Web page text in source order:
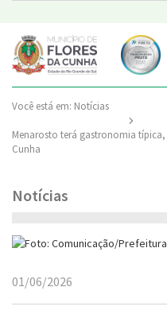
Você está em: Notícias
Menarosto terá gastronomia
Cunha
Notícias
01/06/2026